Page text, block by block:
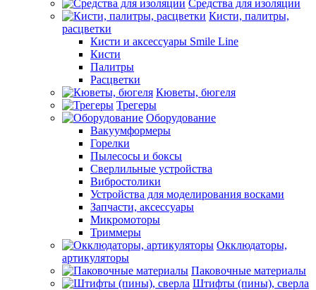
Средства для изоляции
Кисти, палитры,
расцветки
Кисти и аксессуары Smile Line
Кисти
Палитры
Расцветки
Кюветы, бюгеля
Трегеры
Оборудование
Вакуумформеры
Горелки
Пылесосы и боксы
Сверлильные устройства
Вибростолики
Устройства для моделирования восками
Запчасти, аксессуары
Микромоторы
Триммеры
Окклюдаторы,
артикуляторы
Паковочные материалы
Штифты (пины), сверла